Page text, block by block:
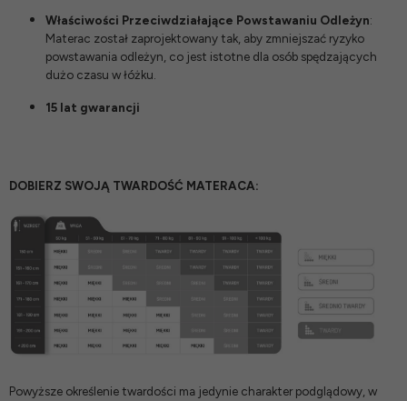
Właściwości Przeciwdziałające Powstawaniu Odleżyn:
Materac został zaprojektowany tak, aby zmniejszać ryzyko
powstawania odleżyn, co jest istotne dla osób spędzających
dużo czasu w łóżku.
15 lat gwarancji
DOBIERZ SWOJĄ TWARDOŚĆ MATERACA:
Powyższe określenie twardości ma jedynie charakter podglądowy, w